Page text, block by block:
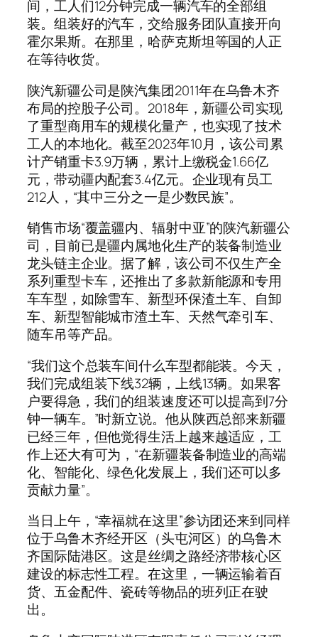
间，工人们12分钟完成一辆汽车的全部组
装。组装好的汽车，交给服务团队直接开向
霍尔果斯。在那里，哈萨克斯坦等国的人正
在等待收货。
陕汽新疆公司是陕汽集团2011年在乌鲁木齐
布局的控股子公司。2018年，新疆公司实现
了重型商用车的规模化量产，也实现了技术
工人的本地化。截至2023年10月，该公司累
计产销重卡3.9万辆，累计上缴税金1.66亿
元，带动疆内配套3.4亿元。企业现有员工
212人，“其中三分之一是少数民族”。
销售市场“覆盖疆内、辐射中亚”的陕汽新疆公
司，目前已是疆内属地化生产的装备制造业
龙头链主企业。据了解，该公司不仅生产全
系列重型卡车，还推出了多款新能源和专用
车车型，如除雪车、新型环保渣土车、自卸
车、新型智能城市渣土车、天然气牵引车、
随车吊等产品。
“我们这个总装车间什么车型都能装。今天，
我们完成组装下线32辆，上线13辆。如果客
户要得急，我们的组装速度还可以提高到7分
钟一辆车。”时新立说。他从陕西总部来新疆
已经三年，但他觉得生活上越来越适应，工
作上还大有可为，“在新疆装备制造业的高端
化、智能化、绿色化发展上，我们还可以多
贡献力量”。
当日上午，“幸福就在这里”参访团还来到同样
位于乌鲁木齐经开区（头屯河区）的乌鲁木
齐国际陆港区。这是丝绸之路经济带核心区
建设的标志性工程。在这里，一辆运输着百
货、五金配件、瓷砖等物品的班列正在驶
出。